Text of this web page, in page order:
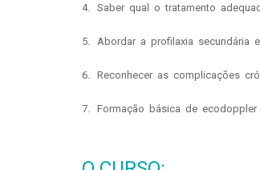
4. Saber qual o tratamento
5. Abordar a profilaxia secundária
6. Reconhecer as complicações
7. Formação básica de